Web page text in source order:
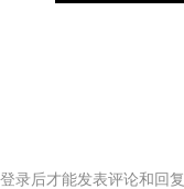
登录后才能发表评论和回复